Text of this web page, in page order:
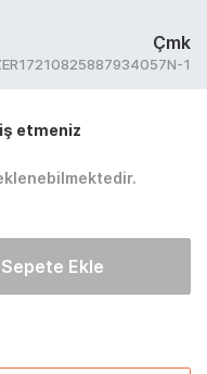
Çmk
1
etmeniz
Sepete Ekle